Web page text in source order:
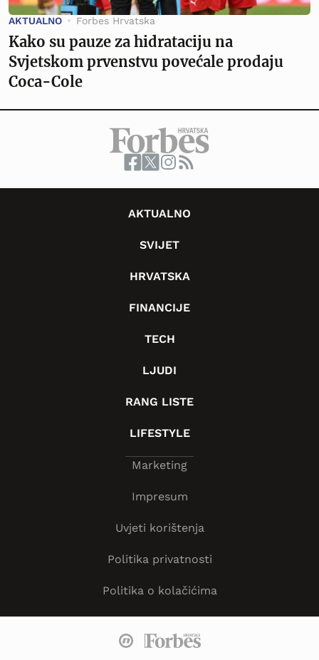
AKTUALNO Forbes Hrvatska
Kako su pauze za hidrataciju na
Svjetskom prvenstvu povećale prodaju
Coca-Cole
AKTUALNO
SVIJET
HRVATSKA
FINANCIJE
TECH
LJUDI
RANG LISTE
LIFESTYLE
Marketing
Impresum
Uvjeti korištenja
Politika privatnosti
Politika o kolačićima